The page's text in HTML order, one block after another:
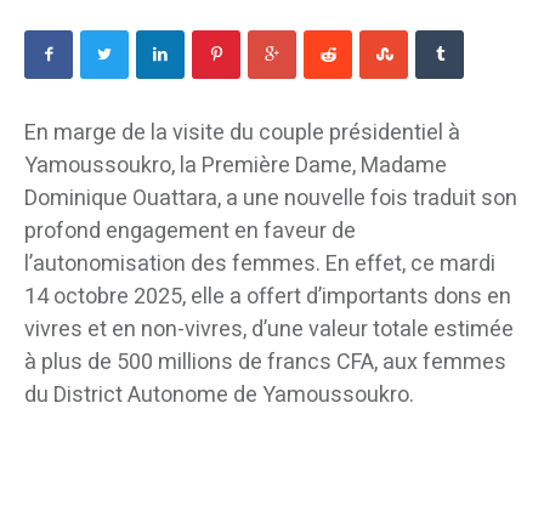
En marge de la visite du couple présidentiel à
Yamoussoukro, la Première Dame, Madame
Dominique Ouattara, a une nouvelle fois traduit son
profond engagement en faveur de
l’autonomisation des femmes. En effet, ce mardi
14 octobre 2025, elle a offert d’importants dons en
vivres et en non-vivres, d’une valeur totale estimée
à plus de 500 millions de francs CFA, aux femmes
du District Autonome de Yamoussoukro.